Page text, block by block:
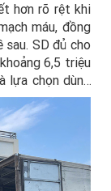
hơn rõ rệt khi
máu, đồng
SD đủ cho
6,5 triệu
lựa chọn dùng